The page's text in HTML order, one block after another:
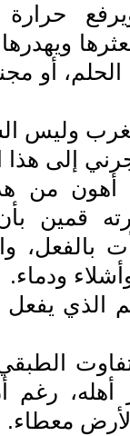
حرارة
أو
وليس
إلى هذا
من
قمين
ودماء.
الذي
أهله، رغم
معطاء.